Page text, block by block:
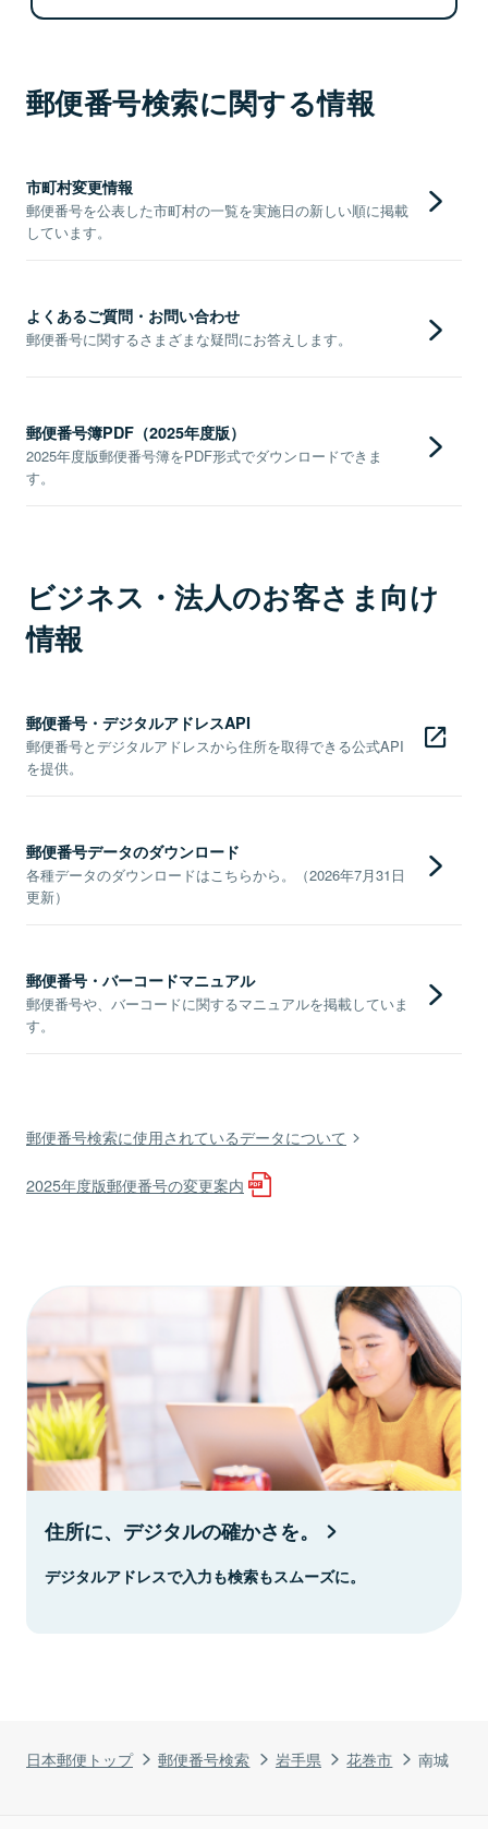
日本郵便トップ 郵便番号検索 岩手県 花巻市 南城
郵便番号検索に関する情報
市町村変更情報
郵便番号を公表した市町村の一覧を実施日の新しい順に掲載
しています。
よくあるご質問・お問い合わせ
郵便番号に関するさまざまな疑問にお答えします。
郵便番号簿PDF（2025年度版）
2025年度版郵便番号簿をPDF形式でダウンロードできま
す。
ビジネス・法人のお客さま向け
情報
郵便番号・デジタルアドレスAPI
郵便番号とデジタルアドレスから住所を取得できる公式API
を提供。
郵便番号データのダウンロード
各種データのダウンロードはこちらから。（2026年7月31日
更新）
郵便番号・バーコードマニュアル
郵便番号や、バーコードに関するマニュアルを掲載していま
す。
郵便番号検索に使用されているデータについて
2025年度版郵便番号の変更案内
住所に、デジタルの確かさを。
デジタルアドレスで入力も検索もスムーズに。